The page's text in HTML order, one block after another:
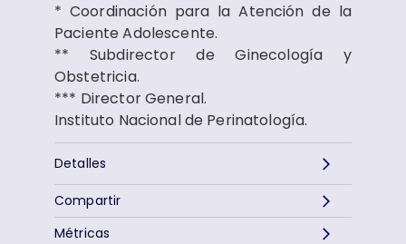
* Coordinación para la Atención de la
Paciente Adolescente.
** Subdirector de Ginecología y
Obstetricia.
*** Director General.
Instituto Nacional de Perinatología.
Detalles
Métricas
Compartir